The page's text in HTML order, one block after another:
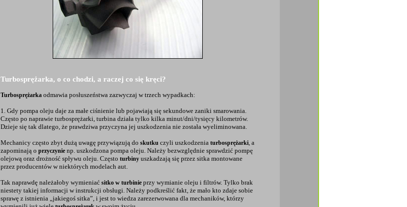
Turbosprężarka, o co chodzi, a raczej co się kręci?
Turbosprężarka odmawia posłuszeństwa zazwyczaj w trzech wypadkach:
1. Gdy pompa oleju daje za małe ciśnienie lub pojawiają się sekundowe zaniki smarowania.
Często po naprawie turbosprężarki, turbina działa tylko kilka minut/dni/tysięcy kilometrów.
Dzieje się tak dlatego, że prawdziwa przyczyna jej uszkodzenia nie została wyeliminowana.
Mechanicy często zbyt dużą uwagę przywiązują do skutku czyli uszkodzenia turbosprężarki , a
zapominają o przyczynie np. uszkodzona pompa oleju. Należy bezwzględnie sprawdzić pompę
olejową oraz drożność spływu oleju. Często turbiny uszkadzają się przez sitka montowane
przez producentów w niektórych modelach aut.
Tak naprawdę należałoby wymieniać sitko w turbinie przy wymianie oleju i filtrów. Tylko brak
niestety takiej informacji w instrukcji obsługi. Należy podkreślić fakt, że mało kto zdaje sobie
sprawę z istnienia „jakiegoś sitka”, i jest to wiedza zarezerwowana dla mechaników, którzy